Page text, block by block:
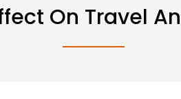
On Travel